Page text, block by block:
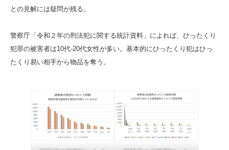
との見解には疑問が残る。
警察庁「令和２年の刑法犯に関する統計資料」によれば、ひったくり
犯罪の被害者は10代-20代女性が多い。基本的にひったくり犯はひっ
たくり易い相手から物品を奪う。